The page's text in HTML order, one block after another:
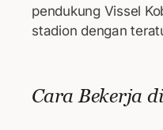
pendukung Vissel
stadion dengan
Cara Bekerja